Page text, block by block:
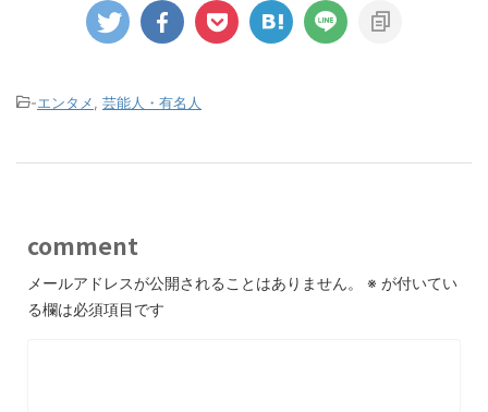
-エンタメ, 芸能人・有名人
comment
メールアドレスが公開されることはありません。 ※ が付いてい
る欄は必須項目です